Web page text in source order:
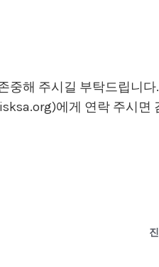
해 주시길 부탁드립니다
에게 연락 주시면